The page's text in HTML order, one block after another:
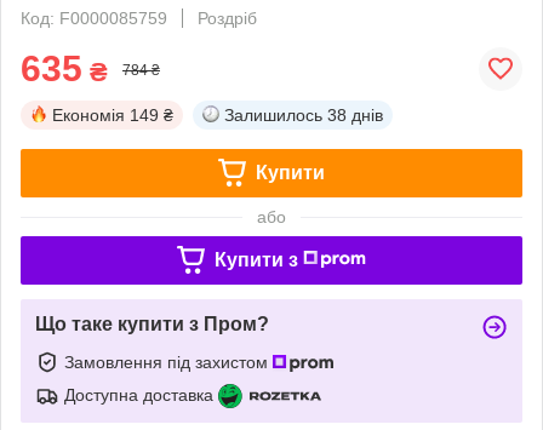
Код: F0000085759
Роздріб
635 ₴ 784 ₴
Економія 149 ₴ Залишилось 38 днів
Купити
або
Купити з
Що таке купити з Пром?
Замовлення під захистом
Доступна доставка